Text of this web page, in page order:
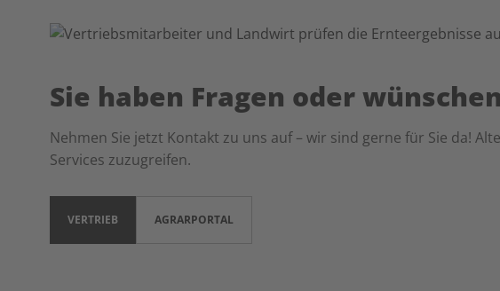
Sie haben Fragen oder
Nehmen Sie jetzt Kontakt zu uns auf – wir sind gerne für Sie da!
Services zuzugreifen.
VERTRIEB AGRARPORTAL